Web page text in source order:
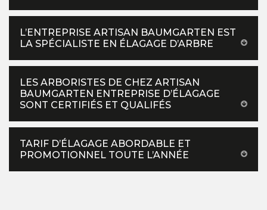
L’ENTREPRISE ARTISAN BAUMGARTEN EST
LA SPÉCIALISTE EN ÉLAGAGE D’ARBRE
LES ARBORISTES DE CHEZ ARTISAN
BAUMGARTEN ENTREPRISE D’ÉLAGAGE
SONT CERTIFIÉS ET QUALIFÉS
TARIF D’ÉLAGAGE ABORDABLE ET
PROMOTIONNEL TOUTE L’ANNÉE